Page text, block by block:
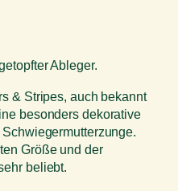
Ableger.
& Stripes, auch bekannt
besonders dekorative
Größe und der
beliebt.